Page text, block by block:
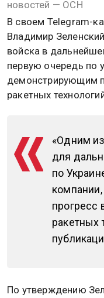
новостей — ОСН
В своем Telegram-
Владимир
войска в
первую очередь по
демонстрирующим
ракетных
«Одним
для
по
прогресс
ракетных
По утверждению